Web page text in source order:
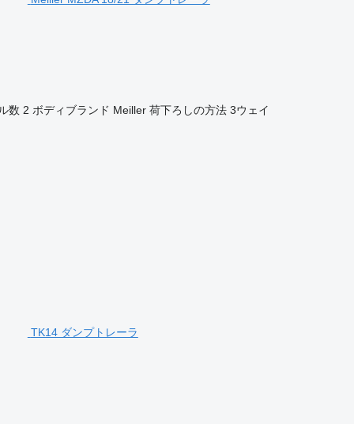
数 2 ボディブランド Meiller 荷下ろしの方法 3ウェイ
TK14 ダンプトレーラ